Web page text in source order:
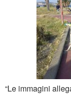
“Le immagini